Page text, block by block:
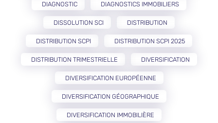
DIAGNOSTIC DIAGNOSTICS IMMOBILIERS
DISSOLUTION SCI DISTRIBUTION
DISTRIBUTION SCPI DISTRIBUTION SCPI 2025
DISTRIBUTION TRIMESTRIELLE DIVERSIFICATION
DIVERSIFICATION EUROPÉENNE
DIVERSIFICATION GÉOGRAPHIQUE
DIVERSIFICATION IMMOBILIÈRE